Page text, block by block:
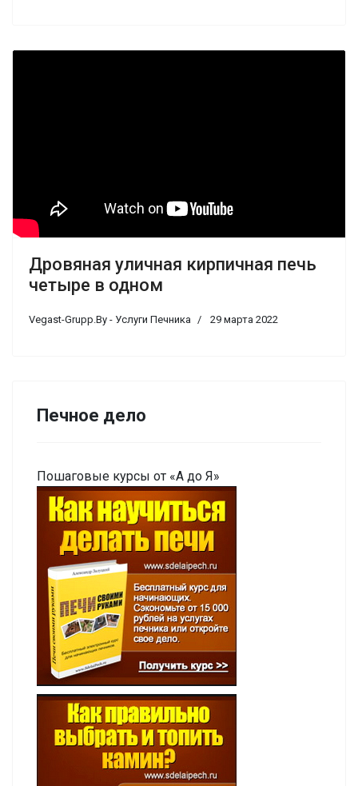
Дровяная уличная кирпичная печь
четыре в одном
Vegast-Grupp.By - Услуги Печника 29 марта 2022
Печное дело
Пошаговые курсы от «А до Я»